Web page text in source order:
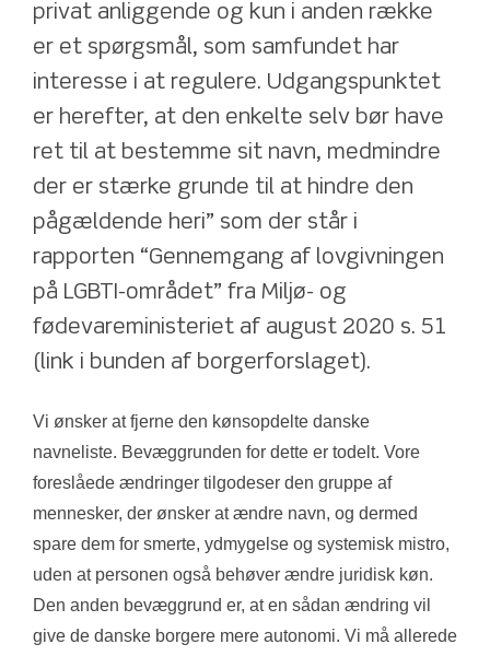
privat anliggende og kun i anden række
er et spørgsmål, som samfundet har
interesse i at regulere. Udgangspunktet
er herefter, at den enkelte selv bør have
ret til at bestemme sit navn, medmindre
der er stærke grunde til at hindre den
pågældende heri” som der står i
rapporten “Gennemgang af lovgivningen
på LGBTI-området” fra Miljø- og
fødevareministeriet af august 2020 s. 51
(link i bunden af borgerforslaget).
Vi ønsker at fjerne den kønsopdelte danske
navneliste. Bevæggrunden for dette er todelt. Vore
foreslåede ændringer tilgodeser den gruppe af
mennesker, der ønsker at ændre navn, og dermed
spare dem for smerte, ydmygelse og systemisk mistro,
uden at personen også behøver ændre juridisk køn.
Den anden bevæggrund er, at en sådan ændring vil
give de danske borgere mere autonomi. Vi må allerede